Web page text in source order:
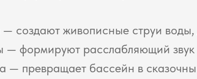
создают живописные струи воды,
— формируют расслабляющий
— превращает бассейн в